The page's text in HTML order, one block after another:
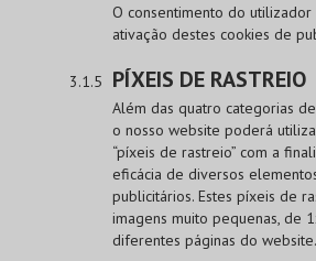
O consentimento do
ativação destes cookies de
PÍXEIS DE RASTREIO
Além das quatro categorias
o nosso website poderá
“píxeis de rastreio” com a
eficácia de diversos
publicitários. Estes píxeis de
imagens muito pequenas, de
diferentes páginas do website.